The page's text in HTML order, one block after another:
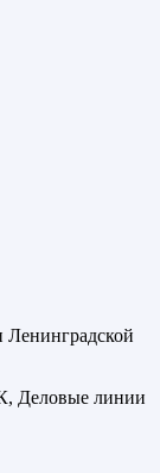
Ленинградской
Деловые линии